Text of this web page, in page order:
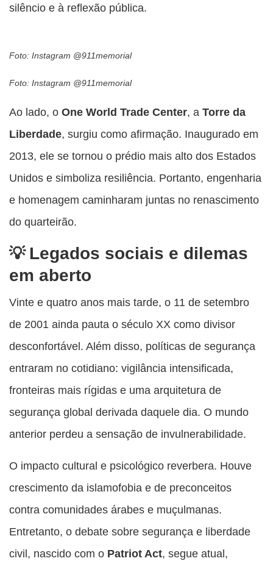
silêncio e à reflexão pública.
Foto: Instagram @911memorial
Foto: Instagram @911memorial
Ao lado, o One World Trade Center, a Torre da
Liberdade, surgiu como afirmação. Inaugurado em
2013, ele se tornou o prédio mais alto dos Estados
Unidos e simboliza resiliência. Portanto, engenharia
e homenagem caminharam juntas no renascimento
do quarteirão.
Legados sociais e dilemas
em aberto
Vinte e quatro anos mais tarde, o 11 de setembro
de 2001 ainda pauta o século XX como divisor
desconfortável. Além disso, políticas de segurança
entraram no cotidiano: vigilância intensificada,
fronteiras mais rígidas e uma arquitetura de
segurança global derivada daquele dia. O mundo
anterior perdeu a sensação de invulnerabilidade.
O impacto cultural e psicológico reverbera. Houve
crescimento da islamofobia e de preconceitos
contra comunidades árabes e muçulmanas.
Entretanto, o debate sobre segurança e liberdade
civil, nascido com o Patriot Act, segue atual,